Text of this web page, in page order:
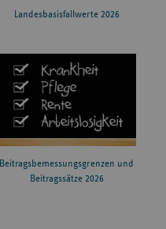
Landesbasisfallwerte 2026
Beitragsbemessungsgrenzen und
Beitragssätze 2026